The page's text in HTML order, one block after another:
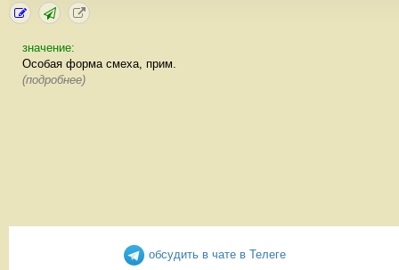
значение:
Особая форма смеха, прим.
(подробнее)
обсудить в чате в Телеге